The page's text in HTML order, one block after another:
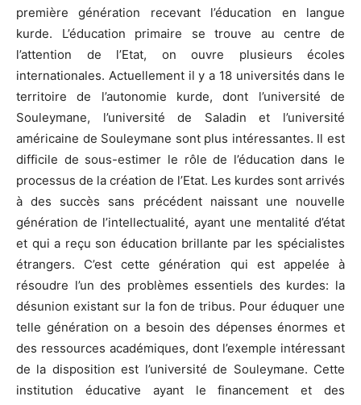
première génération recevant l’éducation en langue
kurde. L’éducation primaire se trouve au centre de
l’attention de l’Etat, on ouvre plusieurs écoles
internationales. Actuellement il y a 18 universités dans le
territoire de l’autonomie kurde, dont l’université de
Souleymane, l’université de Saladin et l’université
américaine de Souleymane sont plus intéressantes. Il est
difficile de sous-estimer le rôle de l’éducation dans le
processus de la création de l’Etat. Les kurdes sont arrivés
à des succès sans précédent naissant une nouvelle
génération de l’intellectualité, ayant une mentalité d’état
et qui a reçu son éducation brillante par les spécialistes
étrangers. C’est cette génération qui est appelée à
résoudre l’un des problèmes essentiels des kurdes: la
désunion existant sur la fon de tribus. Pour éduquer une
telle génération on a besoin des dépenses énormes et
des ressources académiques, dont l’exemple intéressant
de la disposition est l’université de Souleymane. Cette
institution éducative ayant le financement et des